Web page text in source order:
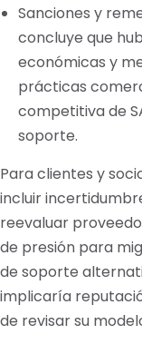
Sanciones y
concluye que
económicas y
prácticas
competitiva de
soporte.
Para clientes y
incluir
reevaluar
de presión para
de soporte
implicaría
de revisar su